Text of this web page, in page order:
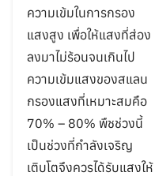
ความเข้มในการกรอง
แสงสูง เพื่อให้แสงที่ส่อง
ลงมาไม่ร้อนจนเกินไป
ความเข้มแสงของสแลน
กรองแสงที่เหมาะสมคือ
70% – 80% พืชช่วงนี้
เป็นช่วงที่กำลังเจริญ
เติบโตจึงควรได้รับแสงให้